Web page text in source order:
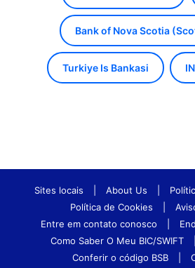
Bank of Nova Scotia
Turkiye Is Bankasi
Sites locais About Us
Política de Cookies
Entre em contato conosco
Como Saber O Meu BIC/SWIFT
Conferir o código BSB